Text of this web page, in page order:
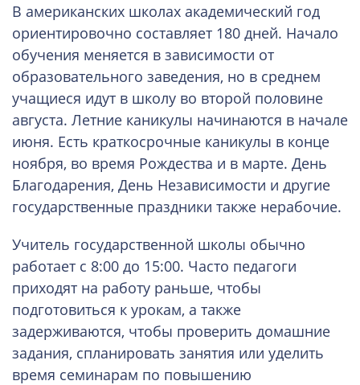
В американских школах академический год
ориентировочно составляет 180 дней. Начало
обучения меняется в зависимости от
образовательного заведения, но в среднем
учащиеся идут в школу во второй половине
августа. Летние каникулы начинаются в начале
июня. Есть краткосрочные каникулы в конце
ноября, во время Рождества и в марте. День
Благодарения, День Независимости и другие
государственные праздники также нерабочие.
Учитель государственной школы обычно
работает с 8:00 до 15:00. Часто педагоги
приходят на работу раньше, чтобы
подготовиться к урокам, а также
задерживаются, чтобы проверить домашние
задания, спланировать занятия или уделить
время семинарам по повышению